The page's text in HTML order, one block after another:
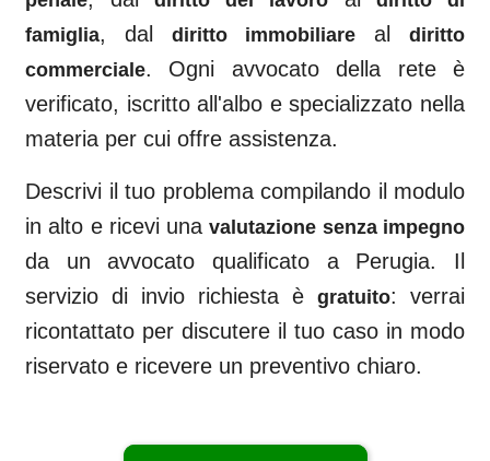
famiglia, dal diritto immobiliare al
diritto
commerciale. Ogni avvocato della rete è
verificato, iscritto all'albo e specializzato nella
materia per cui offre assistenza.
Descrivi il tuo problema compilando il modulo
in alto e ricevi unavalutazione senza impegno
da un avvocato qualificato a Perugia. Il
servizio di invio richiesta è gratuito: verrai
ricontattato per discutere il tuo caso in modo
riservato e ricevere un preventivo chiaro.